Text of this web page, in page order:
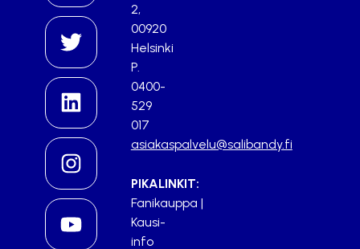
2,
00920
Helsinki
P.
0400-
529
017
asiakaspalvelu@salibandy.fi
PIKALINKIT:
Fanikauppa |
Kausi-
info